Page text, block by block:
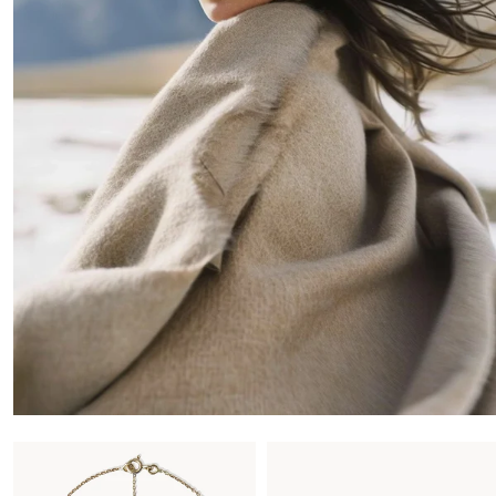
NUESTRA SELECCIÓN DE REGALOS